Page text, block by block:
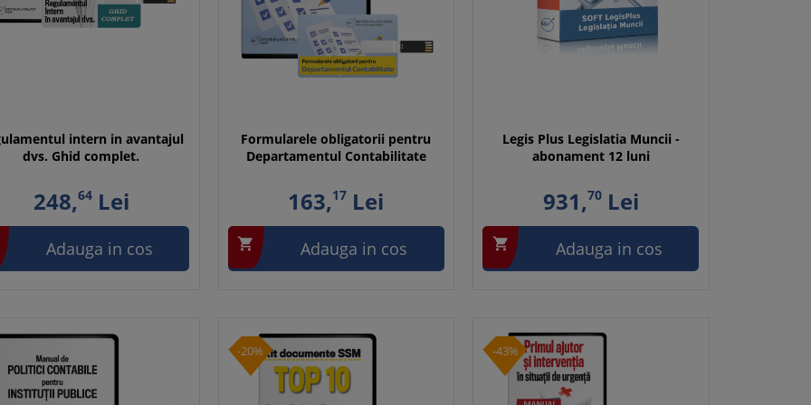
intern in avantajul
dvs. Ghid complet.
248,64Lei
Adauga in cos
Formularele obligatorii pentru
Departamentul Contabilitate
163,17 Lei
 Adauga in cos
Legis Plus Legislatia Muncii -
abonament 12 luni
931,70Lei
 Adauga in cos
-20% -43%